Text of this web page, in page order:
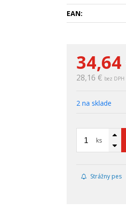
34,64
28,16 € bez DPH
2 na sklade
ks
Strážny pes
EAN: